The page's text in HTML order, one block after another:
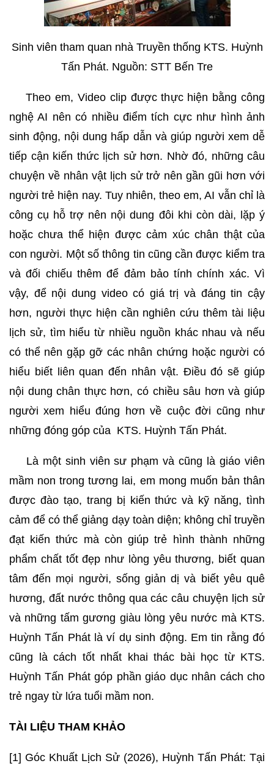
Sinh viên tham quan nhà Truyền thống KTS. Huỳnh
Tấn Phát. Nguồn: STT Bến Tre
Theo em, Video clip được thực hiện bằng công
nghệ AI nên có nhiều điểm tích cực như hình ảnh
sinh động, nội dung hấp dẫn và giúp người xem dễ
tiếp cận kiến thức lịch sử hơn. Nhờ đó, những câu
chuyện về nhân vật lịch sử trở nên gần gũi hơn với
người trẻ hiện nay. Tuy nhiên, theo em, AI vẫn chỉ là
công cụ hỗ trợ nên nội dung đôi khi còn dài, lặp ý
hoặc chưa thể hiện được cảm xúc chân thật của
con người. Một số thông tin cũng cần được kiểm tra
và đối chiếu thêm để đảm bảo tính chính xác. Vì
vậy, để nội dung video có giá trị và đáng tin cậy
hơn, người thực hiện cần nghiên cứu thêm tài liệu
lịch sử, tìm hiểu từ nhiều nguồn khác nhau và nếu
có thể nên gặp gỡ các nhân chứng hoặc người có
hiểu biết liên quan đến nhân vật. Điều đó sẽ giúp
nội dung chân thực hơn, có chiều sâu hơn và giúp
người xem hiểu đúng hơn về cuộc đời cũng như
những đóng góp của KTS. Huỳnh Tấn Phát.
Là một sinh viên sư phạm và cũng là giáo viên
mầm non trong tương lai, em mong muốn bản thân
được đào tạo, trang bị kiến thức và kỹ năng, tình
cảm để có thể giảng dạy toàn diện; không chỉ truyền
đạt kiến thức mà còn giúp trẻ hình thành những
phẩm chất tốt đẹp như lòng yêu thương, biết quan
tâm đến mọi người, sống giản dị và biết yêu quê
hương, đất nước thông qua các câu chuyện lịch sử
và những tấm gương giàu lòng yêu nước mà KTS.
Huỳnh Tấn Phát là ví dụ sinh động. Em tin rằng đó
cũng là cách tốt nhất khai thác bài học từ KTS.
Huỳnh Tấn Phát góp phần giáo dục nhân cách cho
trẻ ngay từ lứa tuổi mầm non.
TÀI LIỆU THAM KHẢO
[1] Góc Khuất Lịch Sử (2026), Huỳnh Tấn Phát: Tại